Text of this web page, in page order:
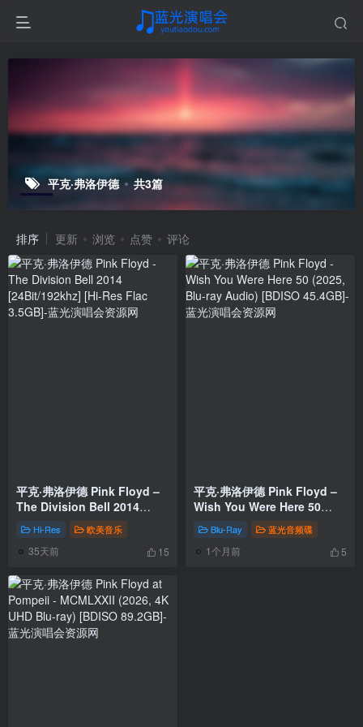
平克·弗洛伊德 共3篇
排序 更新 浏览 点赞 评论
平克·弗洛伊德 Pink Floyd –
The Division Bell 2014
[24Bit/192khz] [Hi-Res Flac
3.5GB]
Hi-Res 欧美音乐
35天前 15
平克·弗洛伊德 Pink Floyd –
Wish You Were Here 50
(2025, Blu-ray Audio)
[BDISO 45.4GB]
Blu-Ray 蓝光音频碟
1个月前 5